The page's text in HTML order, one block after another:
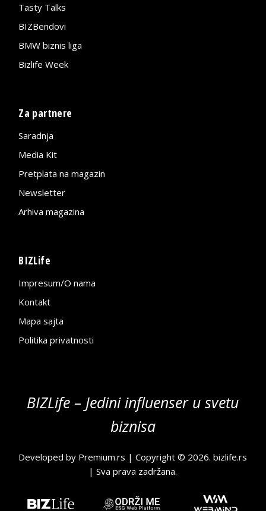
Tasty Talks
BIZBendovi
BMW biznis liga
Bizlife Week
Za partnere
Saradnja
Media Kit
Pretplata na magazin
Newsletter
Arhiva magazina
BIZLife
Impresum/O nama
Kontakt
Mapa sajta
Politika privatnosti
BIZLife – Jedini influenser u svetu
biznisa
Developed by Premium.rs | Copyright © 2026.bizlife.rs
| Sva prava zadržana.